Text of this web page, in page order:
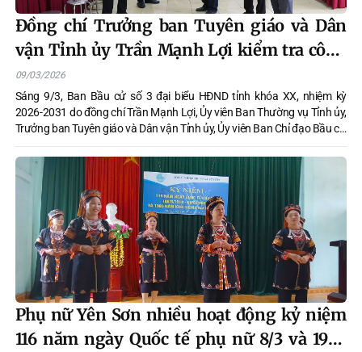
Đồng chí Trưởng ban Tuyên giáo và Dân
vận Tỉnh ủy Trần Mạnh Lợi kiểm tra công
tác bầu cử tại xã Yên Sơn
09/03/2026
Sáng 9/3, Ban Bầu cử số 3 đại biểu HĐND tỉnh khóa XX, nhiệm kỳ
2026-2031 do đồng chí Trần Mạnh Lợi, Ủy viên Ban Thường vụ Tỉnh ủy,
Trưởng ban Tuyên giáo và Dân vận Tỉnh ủy, Ủy viên Ban Chỉ đạo Bầu cử
tỉnh, Trưởng ban Bầu cử đại biểu HĐND tỉnh đơn vị số 3 làm Trưởng
đoàn đã đi kiểm tra công tác chuẩn bị bầu cử đại biểu Quốc hội khóa
XVI và đại biểu HĐND các cấp nhiệm kỳ 2026-2031 tại xã Yên Sơn.
Phụ nữ Yên Sơn nhiều hoạt động kỷ niệm
116 năm ngày Quốc tế phụ nữ 8/3 và 1986